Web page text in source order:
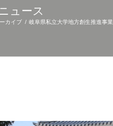
ュース
カイブ / 岐阜県私立大学地方創生推進事業